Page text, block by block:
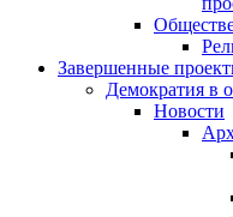
Завершенные
Демократия в
Новости